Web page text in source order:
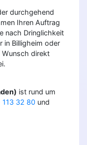
durchgehend
Ihren Auftrag
nach Dringlichkeit
in Billigheim oder
direkt
ist rund um
113 32 80 und